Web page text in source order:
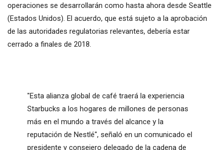
operaciones se desarrollarán como hasta ahora desde Seattle
(Estados Unidos). El acuerdo, que está sujeto a la aprobación
de las autoridades regulatorias relevantes, debería estar
cerrado a finales de 2018.
"Esta alianza global de café traerá la experiencia
Starbucks a los hogares de millones de personas
más en el mundo a través del alcance y la
reputación de Nestlé", señaló en un comunicado el
presidente y consejero delegado de la cadena de